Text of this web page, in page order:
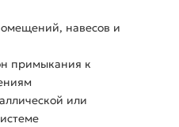
навесов и
примыкания к
или